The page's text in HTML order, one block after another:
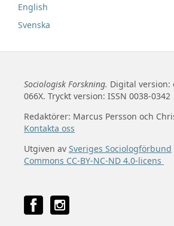
English
Svenska
Sociologisk Forskning. Digital version:
066X. Tryckt version: ISSN 0038-0342
Redaktörer: Marcus Persson och
Kontakta oss
Utgiven av Sveriges Sociologförbund
Commons CC-BY-NC-ND 4.0-licens